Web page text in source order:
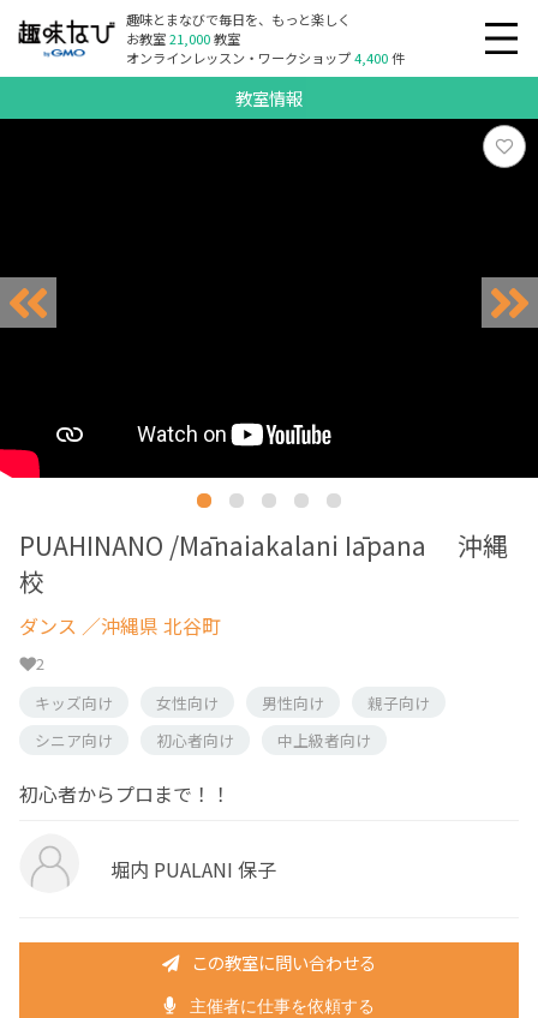
趣味とまなびで毎日を、もっと楽しく
お教室21,000教室
オンラインレッスン・ワークショップ4,400件
教室情報
PUAHINANO /Mānaiakalani Iāpana 沖縄
校
ダンス ／沖縄県 北谷町
2
キッズ向け
女性向け 男性向け
親子向け
シニア向け
初心者向け 中上級者向け
初心者からプロまで！！
堀内 PUALANI 保子
この教室に問い合わせる
主催者に仕事を依頼する